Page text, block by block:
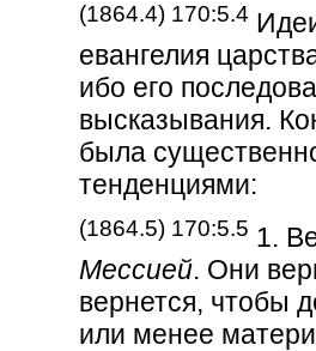
(1864.4) 170:5.4
евангелия
ибо его
высказывания.
была
тенденциями:
(1864.5) 170:5.5 1.
Мессией. Они
вернется, чтобы
или менее